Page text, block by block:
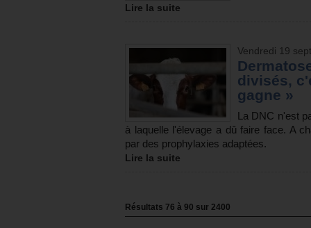
Lire la suite
Vendredi 19
divisés,
gagne »
La DNC n'est
à laquelle l'élevage a dû faire face. A
par des prophylaxies adaptées.
Lire la suite
Résultats 76 à 90 sur 2400